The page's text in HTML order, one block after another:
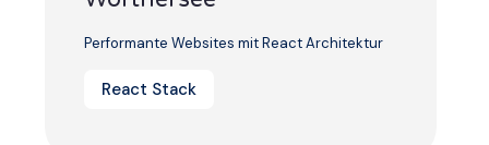
Performante Websites mit React Architektur
React Stack